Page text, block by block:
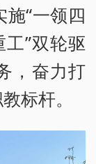
“一领四
”双轮驱
，奋力打
标杆。